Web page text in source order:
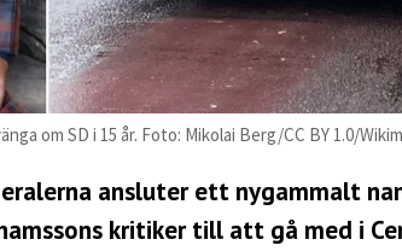
om SD i 15 år. Foto: Mikolai Berg/CC BY 1.0/
ansluter ett nygammalt
kritiker till att gå med i